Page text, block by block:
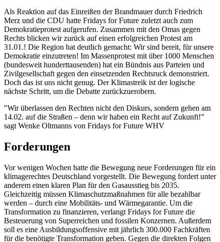
Als Reaktion auf das Einreißen der Brandmauer durch Friedrich
Merz und die CDU hatte Fridays for Future zuletzt auch zum
Demokratieprotest aufgerufen. Zusammen mit den Omas gegen
Rechts blicken wir zurück auf einen erfolgreichen Protest am
31.01.! Die Region hat deutlich gemacht: Wir sind bereit, für unsere
Demokratie einzutreten! Im Massenprotest mit über 1000 Menschen
(bundesweit hunderttausenden) hat ein Bündnis aus Parteien und
Zivilgesellschaft gegen den einsetzenden Rechtsruck demonstriert.
Doch das ist uns nicht genug. Der Klimastreik ist der logische
nächste Schritt, um die Debatte zurückzuerobern.
"Wir überlassen den Rechten nicht den Diskurs, sondern gehen am
14.02. auf die Straßen – denn wir haben ein Recht auf Zukunft!”
sagt Wenke Oltmanns von Fridays for Future WHV
Forderungen
Vor wenigen Wochen hatte die Bewegung neue Forderungen für ein
klimagerechtes Deutschland vorgestellt. Die Bewegung fordert unter
anderem einen klaren Plan für den Gasausstieg bis 2035.
Gleichzeitig müssen Klimaschutzmaßnahmen für alle bezahlbar
werden – durch eine Mobilitäts- und Wärmegarantie. Um die
Transformation zu finanzieren, verlangt Fridays for Future die
Besteuerung von Superreichen und fossilen Konzernen. Außerdem
soll es eine Ausbildungsoffensive mit jährlich 300.000 Fachkräften
für die benötigte Transformation geben. Gegen die direkten Folgen